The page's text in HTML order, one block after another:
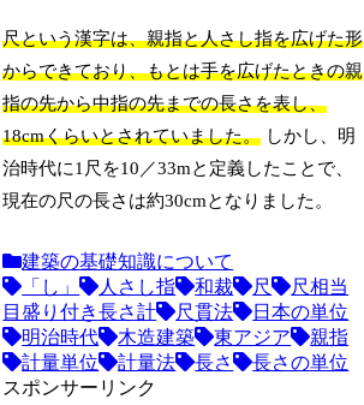
尺という漢字は、親指と人さし指を広げた形
からできており、もとは手を広げたときの親
指の先から中指の先までの長さを表し、
18cmくらいとされていました。 しかし、明
治時代に1尺を10／33mと定義したことで、
現在の尺の長さは約30cmとなりました。
建築の基礎知識について
「し」
人さし指 和裁 尺
尺相当
目盛り付き長さ計
尺貫法
日本の単位
明治時代
木造建築 東アジア
親指
計量単位
計量法 長さ
長さの単位
スポンサーリンク